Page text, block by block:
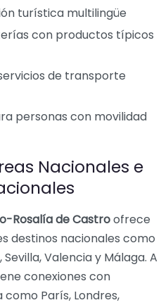
turística multilingüe
con productos típicos
de transporte
personas con movilidad
Nacionales e
Rosalía de Castroofrece
destinos nacionales como
Valencia y Málaga. A
conexiones con
París, Londres,